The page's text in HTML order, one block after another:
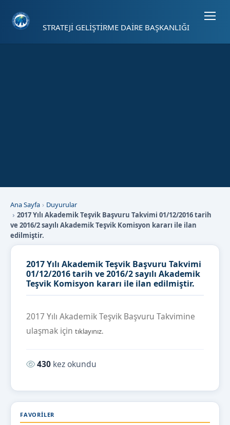
STRATEJİ GELİŞTİRME DAİRE BAŞKANLIĞI
Ana Sayfa
Duyurular
2017 Yılı Akademik Teşvik Başvuru Takvimi 01/12/2016 tarih
ve 2016/2 sayılı Akademik Teşvik Komisyon kararı ile ilan
edilmiştir.
2017 Yılı Akademik Teşvik Başvuru Takvimi
01/12/2016 tarih ve 2016/2 sayılı Akademik
Teşvik Komisyon kararı ile ilan edilmiştir.
2017 Yılı Akademik Teşvik Başvuru Takvimine
ulaşmak için tıklayınız.
Okunma sayısı:
430 kez okundu
FAVORILER